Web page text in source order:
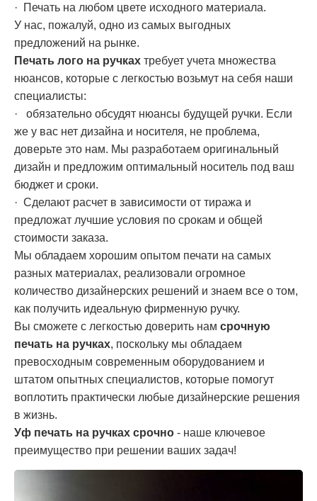
· Печать на любом цвете исходного материала.
У нас, пожалуй, одно из самых выгодных
предложений на рынке.
Печать лого на ручках требует учета множества
нюансов, которые с легкостью возьмут на себя наши
специалисты:
· обязательно обсудят нюансы будущей ручки. Если
же у вас нет дизайна и носителя, не проблема,
доверьте это нам. Мы разработаем оригинальный
дизайн и предложим оптимальный носитель под ваш
бюджет и сроки.
· Сделают расчет в зависимости от тиража и
предложат лучшие условия по срокам и общей
стоимости заказа.
Мы обладаем хорошим опытом печати на самых
разных материалах, реализовали огромное
количество дизайнерских решений и знаем все о том,
как получить идеальную фирменную ручку.
Вы сможете с легкостью доверить нам срочную
печать на ручках, поскольку мы обладаем
превосходным современным оборудованием и
штатом опытных специалистов, которые помогут
воплотить практически любые дизайнерские решения
в жизнь.
Уф печать на ручках срочно - наше ключевое
преимущество при решении ваших задач!